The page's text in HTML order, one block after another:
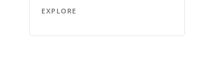
EXPLORE